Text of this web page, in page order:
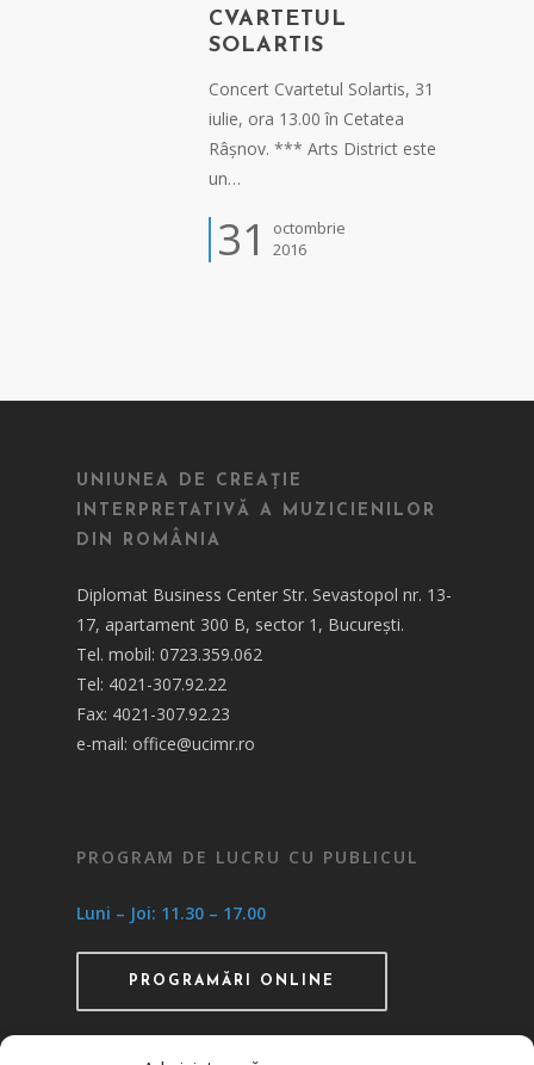
CVARTETUL
SOLARTIS
Concert Cvartetul Solartis, 31
iulie, ora 13.00 în Cetatea
Râșnov. *** Arts District este
un…
31
octombrie
2016
UNIUNEA DE CREAȚIE
INTERPRETATIVĂ A MUZICIENILOR
DIN ROMÂNIA
Diplomat Business Center Str. Sevastopol nr. 13-
17, apartament 300 B, sector 1, București.
Tel. mobil: 0723.359.062
Tel: 4021-307.92.22
Fax: 4021-307.92.23
e-mail: office@ucimr.ro
PROGRAM DE LUCRU CU PUBLICUL
Luni – Joi: 11.30 – 17.00
PROGRAMĂRI ONLINE